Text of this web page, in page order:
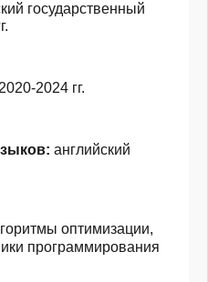
государственный
2024 гг.
английский
оптимизации,
программирования